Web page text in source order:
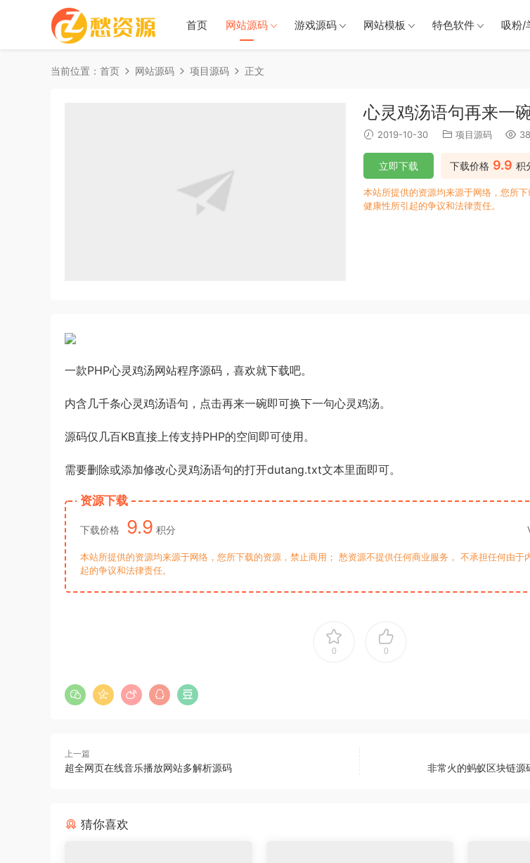
首页 网站源码 游戏源码 网站模板 特色软件 吸粉/
当前位置： 首页 网站源码 项目源码 正文
心灵鸡汤语句再来一
2019-10-30 项目源码
下载价格 9.9 积
立即下载
本站所提供的资源均来源于网络，您所
健康性所引起的争议和法律责任。
一款PHP心灵鸡汤网站程序源码，喜欢就下载吧。
内含几千条心灵鸡汤语句，点击再来一碗即可换下一句心灵鸡汤。
源码仅几百KB直接上传支持PHP的空间即可使用。
需要删除或添加修改心灵鸡汤语句的打开dutang.txt文本里面即可。
资源下载
下载价格 9.9 积分
本站所提供的资源均来源于网络，您所下载的资源，禁止商用； 愁资源不提供任何商业服务， 不承担任何由于
起的争议和法律责任。
0 0
上一篇
超全网页在线音乐播放网站多解析源码 非常火的蚂蚁区块链
猜你喜欢